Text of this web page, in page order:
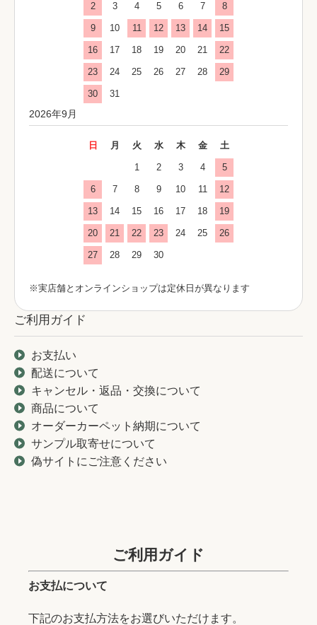
2 3 4 5 6 7 8
9 10 11 12 13 14 15
16 17 18 19 20 21 22
23 24 25 26 27 28 29
30 31
2026年9月
日 月 火 水 木 金 土
1 2 3 4 5
6 7 8 9 10 11 12
13 14 15 16 17 18 19
20 21 22 23 24 25 26
27 28 29 30
※実店舗とオンラインショップは定休日が異なります
ご利用ガイド
お支払い
配送について
キャンセル・返品・交換について
商品について
オーダーカーペット納期について
サンプル取寄せについて
偽サイトにご注意ください
ご利用ガイド
お支払について
下記のお支払方法をお選びいただけます。